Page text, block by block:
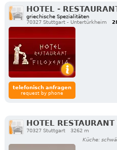
HOTEL -
griechische Spezialitäten
70327 Stuttgart - Untertürkheim
telefonisch anfragen
request by phone
HOTEL RESTAURANT
70327 Stuttgart
3262 m
Küche: